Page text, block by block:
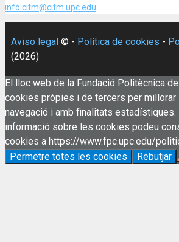
info.citm@citm.upc.edu
Aviso legal © - Política de cookies -
(2026)
El lloc web de la Fundació Politècnica
cookies pròpies i de tercers per millorar
navegació i amb finalitats
informació sobre les cookies podeu
cookies a https://www.fpc.upc.edu/
Permetre totes les cookies
Rebutjar